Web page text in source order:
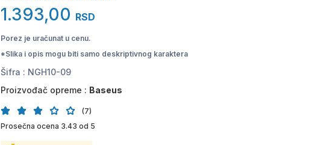
1.393,00 RSD
Porez je uračunat u cenu.
*Slika i opis mogu biti samo deskriptivnog karaktera
Šifra : NGH10-09
Proizvođač opreme : Baseus
(7)
Prosečna ocena 3.43 od 5